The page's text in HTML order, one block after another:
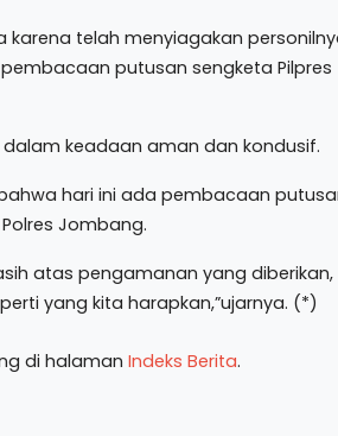
karena telah menyiagakan
putusan sengketa Pilpres
keadaan aman dan kondusif.
hari ini ada pembacaan
Jombang.
atas pengamanan yang diberikan,
yang kita harapkan,”ujarnya. (*)
di halaman Indeks Berita.